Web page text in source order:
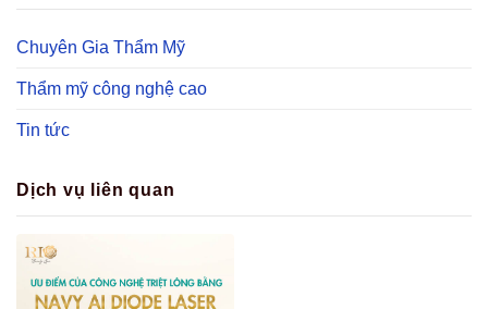
Chuyên Gia Thẩm Mỹ
Thẩm mỹ công nghệ cao
Tin tức
Dịch vụ liên quan